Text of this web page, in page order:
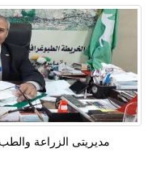
مديريتى الزراعة